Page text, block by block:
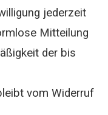
jederzeit
Mitteilung
der bis
vom Widerruf